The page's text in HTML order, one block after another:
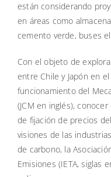
están considerando
en áreas como
cemento verde, buses
Con el objeto de
entre Chile y Japón en
funcionamiento del
(JCM en inglés),
de fijación de precios
visiones de las
de carbono, la
Emisiones (IETA, siglas